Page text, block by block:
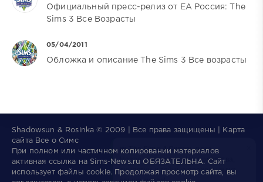
Официальный пресс-релиз от ЕА Россия: The
Sims 3 Все Возрасты
05/04/2011
Обложка и описание The Sims 3 Все возрасты
Shadowsun & Rosinka © 2009 | Все права защищены | Карта
сайта Все о Симс
При полном или частичном копировании материалов
активная ссылка на Sims-News.ru ОБЯЗАТЕЛЬНА.
Сайт
использует файлы cookie. Продолжая просмотр сайта, вы
Новое дополнение! Королевства,
династии и тайные проходы ждут
ваших симов!